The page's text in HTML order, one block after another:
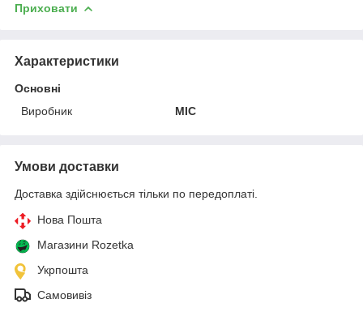
Приховати
Характеристики
Основні
Виробник
MIC
Умови доставки
Доставка здійснюється тільки по передоплаті.
Нова Пошта
Магазини Rozetka
Укрпошта
Самовивіз